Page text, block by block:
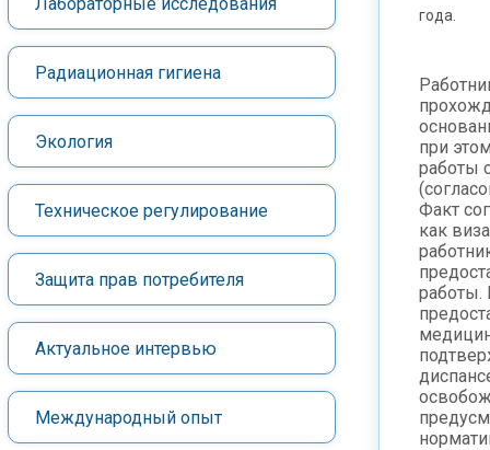
Радиационная гигиена
Экология
Техническое регулирование
Защита прав потребителя
Актуальное интервью
Международный опыт
года.
при
работы
Факт
как
работы.